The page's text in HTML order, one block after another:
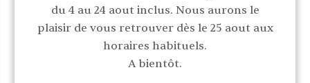
du 4 au 24 aout inclus. Nous aurons le
plaisir de vous retrouver dès le 25 aout aux
horaires habituels.
A bientôt.